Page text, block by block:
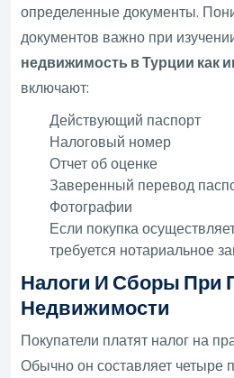
определенные документы.
документов важно при
недвижимость в Турции как
включают:
Действующий паспорт
Налоговый номер
Отчет об оценке
Заверенный перевод
Фотографии
Если покупка
требуется нотариальное
Налоги И Сборы При
Недвижимости
Покупатели платят налог на
Обычно он составляет четыре